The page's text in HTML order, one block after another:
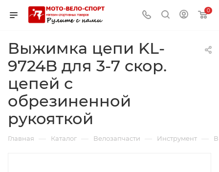
0
Выжимка цепи KL-
9724B для 3-7 скор.
цепей с
обрезиненной
рукояткой
Главная — Каталог — Велозапчасти — Инструмент —